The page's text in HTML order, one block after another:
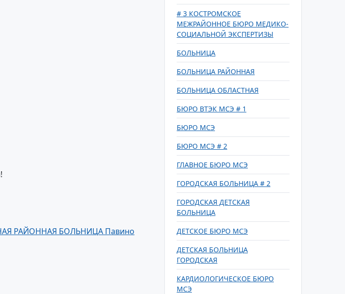
РАЙОННАЯ БОЛЬНИЦА Павино
# 3 КОСТРОМСКОЕ
МЕЖРАЙОННОЕ БЮРО МЕДИКО-
СОЦИАЛЬНОЙ ЭКСПЕРТИЗЫ
БОЛЬНИЦА
БОЛЬНИЦА РАЙОННАЯ
БОЛЬНИЦА ОБЛАСТНАЯ
БЮРО ВТЭК МСЭ # 1
БЮРО МСЭ
БЮРО МСЭ # 2
ГЛАВНОЕ БЮРО МСЭ
ГОРОДСКАЯ БОЛЬНИЦА # 2
ГОРОДСКАЯ ДЕТСКАЯ
БОЛЬНИЦА
ДЕТСКОЕ БЮРО МСЭ
ДЕТСКАЯ БОЛЬНИЦА
ГОРОДСКАЯ
КАРДИОЛОГИЧЕСКОЕ БЮРО
МСЭ